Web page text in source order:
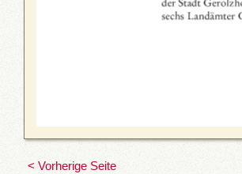
< Vorherige Seite